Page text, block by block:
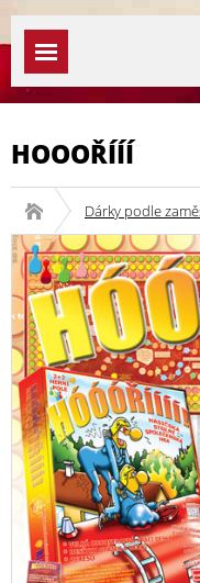
HOOOŘÍÍÍ
Dárky podle